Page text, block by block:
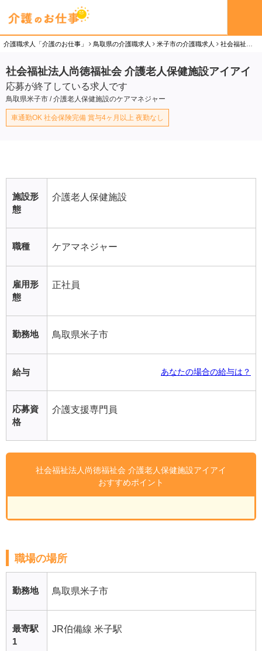
介護職求人「介護のお仕事」 鳥取県の介護職求人 米子市の介護職求人 社会福祉法人尚徳福祉会 介護老人保健施設アイアイのケアマネジャー（正社員）求人
社会福祉法人尚徳福祉会 介護老人保健施設アイアイ
応募が終了している求人です
鳥取県米子市 / 介護老人保健施設のケアマネジャー
車通勤OK 社会保険完備 賞与4ヶ月以上 夜勤なし
施設形
態
介護老人保健施設
職種 ケアマネジャー
雇用形
態
正社員
勤務地 鳥取県米子市
給与 あなたの場合の給与は？
応募資
格
介護支援専門員
社会福祉法人尚徳福祉会 介護老人保健施設アイアイ
おすすめポイント
職場の場所
勤務地 鳥取県米子市
最寄駅
1
JR伯備線 米子駅